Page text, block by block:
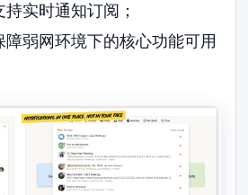
实时通知订阅；
弱网环境下的核心功能可用